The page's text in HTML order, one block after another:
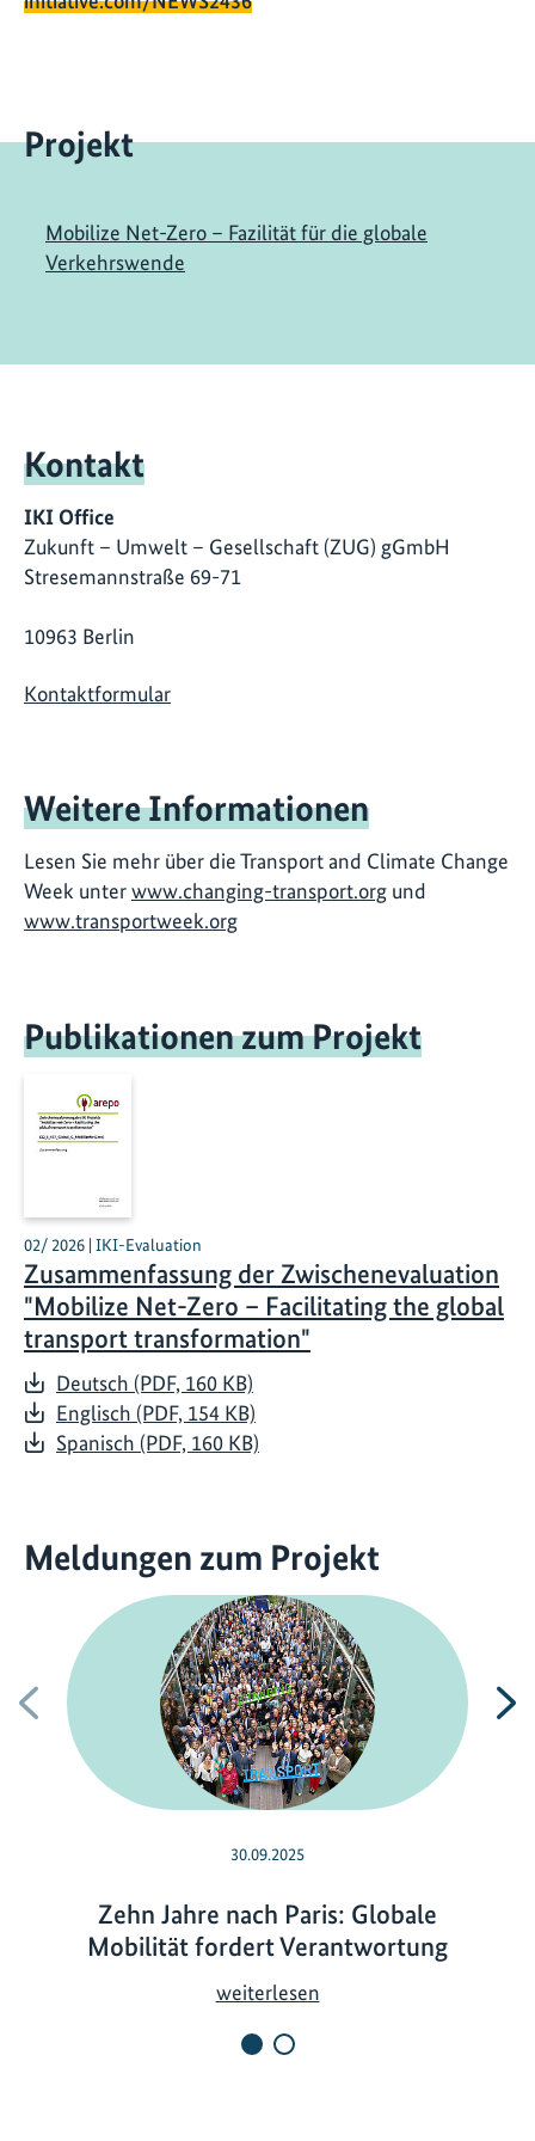
Projekt
Mobilize Net-Zero – Fazilität für die globale
Verkehrswende
Kontakt
IKI Office
Zukunft – Umwelt – Gesellschaft (ZUG) gGmbH
Stresemannstraße 69-71
10963 Berlin
Kontaktformular
Weitere Informationen
Lesen Sie mehr über die Transport and Climate Change
Week unterwww.changing-transport.org und
www.transportweek.org
Publikationen zum Projekt
02/ 2026 | IKI-Evaluation
Zusammenfassung der Zwischenevaluation
"Mobilize Net-Zero – Facilitating the global
transport transformation"
Deutsch (PDF, 160 KB)
Englisch (PDF, 154 KB)
Spanisch (PDF, 160 KB)
Meldungen zum Projekt
Vorherige
30.09.2025
Zehn Jahre nach Paris: Globale
Mobilität fordert Verantwortung
weiterlesenZ